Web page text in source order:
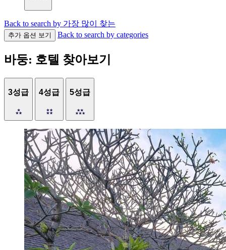
Back to search by 가장 많이 찾는
추가 옵션 보기 Back to search by categories
바둥: 호텔 찾아보기
3성급 4성급 5성급